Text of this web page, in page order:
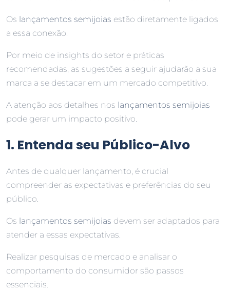
Os lançamentos semijoias estão diretamente ligados
a essa conexão.
Por meio de insights do setor e práticas
recomendadas, as sugestões a seguir ajudarão a sua
marca a se destacar em um mercado competitivo.
A atenção aos detalhes nos lançamentos semijoias
pode gerar um impacto positivo.
1. Entenda seu Público-Alvo
Antes de qualquer lançamento, é crucial
compreender as expectativas e preferências do seu
público.
Os lançamentos semijoias devem ser adaptados para
atender a essas expectativas.
Realizar pesquisas de mercado e analisar o
comportamento do consumidor são passos
essenciais.